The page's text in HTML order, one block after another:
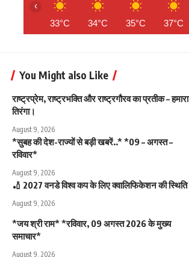
33°C 34°C 35°C 37°C
‹
You Might also Like
राष्ट्रप्रेम, राष्ट्रभक्ति और राष्ट्रगौरव का प्रतीक – हमारा
तिरंगा।
August 9, 2026
*सुबह की देश-राज्यों से बड़ी खबरें..* *09 – अगस्त –
रविवार*
August 9, 2026
🏏 2027 वनडे विश्व कप के लिए क्वालिफिकेशन की स्थिति
August 9, 2026
*जय श्री राम* *रविवार, 09 अगस्त 2026 के मुख्य
समाचार*
August 9, 2026